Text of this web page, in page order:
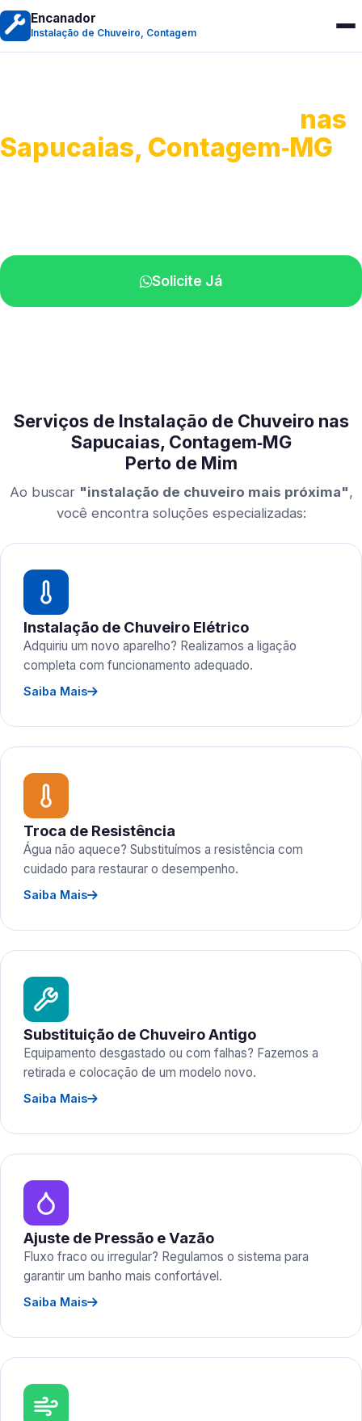
Encanador
Instalação de Chuveiro, Contagem
nas
Sapucaias, Contagem‑MG
Solicite Já
Serviços de Instalação de Chuveiro nas
Sapucaias, Contagem‑MG
Perto de Mim
Ao buscar "instalação de chuveiro mais próxima",
você encontra soluções especializadas:
Instalação de Chuveiro Elétrico
Adquiriu um novo aparelho? Realizamos a ligação
completa com funcionamento adequado.
Saiba Mais
Troca de Resistência
Água não aquece? Substituímos a resistência com
cuidado para restaurar o desempenho.
Saiba Mais
Substituição de Chuveiro Antigo
Equipamento desgastado ou com falhas? Fazemos a
retirada e colocação de um modelo novo.
Saiba Mais
Ajuste de Pressão e Vazão
Fluxo fraco ou irregular? Regulamos o sistema para
garantir um banho mais confortável.
Saiba Mais